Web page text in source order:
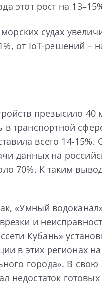
этот рост на
судах
от IoT-решений –
превысило 40
транспортной
всего 14-
данных на
70%. К таким
«Умный
и
Кубань»
в этих регионах
города». В
недостаток